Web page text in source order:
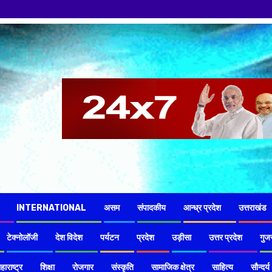
INTERNATIONAL असम संपादकीय आन्ध्र प्रदेश उत्तराखंड
टेक्नोलॉजी देश विदेश पर्यटन प्रदेश उड़ीसा उत्तर प्रदेश
शिक्षा रोजगार संस्कृति सामाजिक क्षेत्र साहित्य सौन्दर्य